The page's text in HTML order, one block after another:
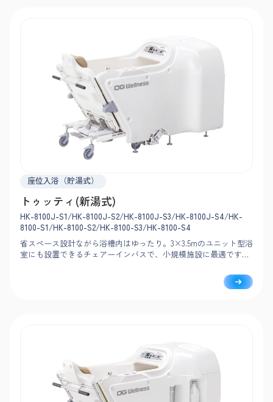
座位入浴（貯湯式）
トゥッティ(新湯式)
HK-8100J-S1/HK-8100J-S2/HK-8100J-S3/HK-8100J-S4/HK-
8100-S1/HK-8100-S2/HK-8100-S3/HK-8100-S4
省スペース設計ながら浴槽内はゆったり。3×3.5mのユニット型浴
室にも設置できるチェアーインバスで、小規模施設に最適です。